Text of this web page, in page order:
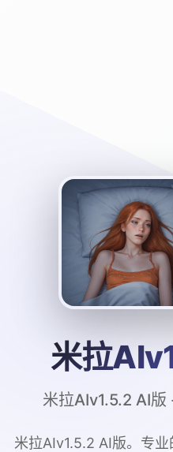
米拉
米拉AIv1.5.2 AI
米拉AIv1.5.2 AI版。专